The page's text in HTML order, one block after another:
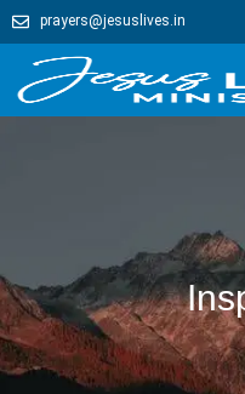
prayers@jesuslives.in